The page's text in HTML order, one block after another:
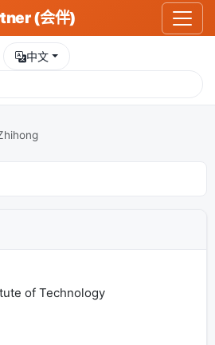
(会伴)
中文
of Technology